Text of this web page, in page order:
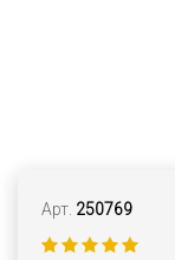
Арт. 250769